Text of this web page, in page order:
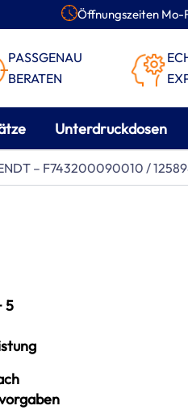
Öffnungszeiten Mo-
PASSGENAU
BERATEN
Unterdruckdosen
– F743200090010 /
5